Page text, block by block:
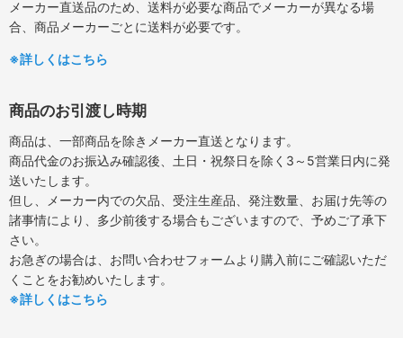
メーカー直送品のため、送料が必要な商品でメーカーが異なる場
合、商品メーカーごとに送料が必要です。
※詳しくはこちら
商品のお引渡し時期
商品は、一部商品を除きメーカー直送となります。
商品代金のお振込み確認後、土日・祝祭日を除く3～5営業日内に発
送いたします。
但し、メーカー内での欠品、受注生産品、発注数量、お届け先等の
諸事情により、多少前後する場合もございますので、予めご了承下
さい。
お急ぎの場合は、お問い合わせフォームより購入前にご確認いただ
くことをお勧めいたします。
※詳しくはこちら